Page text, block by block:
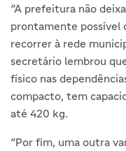
“A prefeitura não
prontamente possível
recorrer à rede
secretário lembrou
físico nas
compacto, tem
até 420 kg.
“Por fim, uma outra